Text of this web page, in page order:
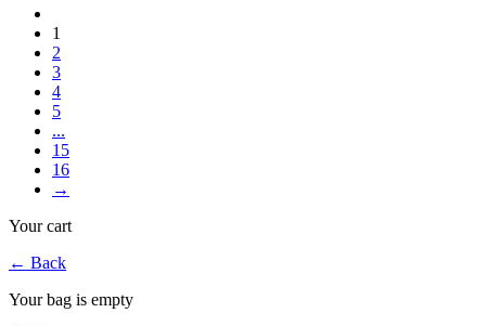
1
2
3
4
5
...
15
16
→
Your cart
← Back
Your bag is empty